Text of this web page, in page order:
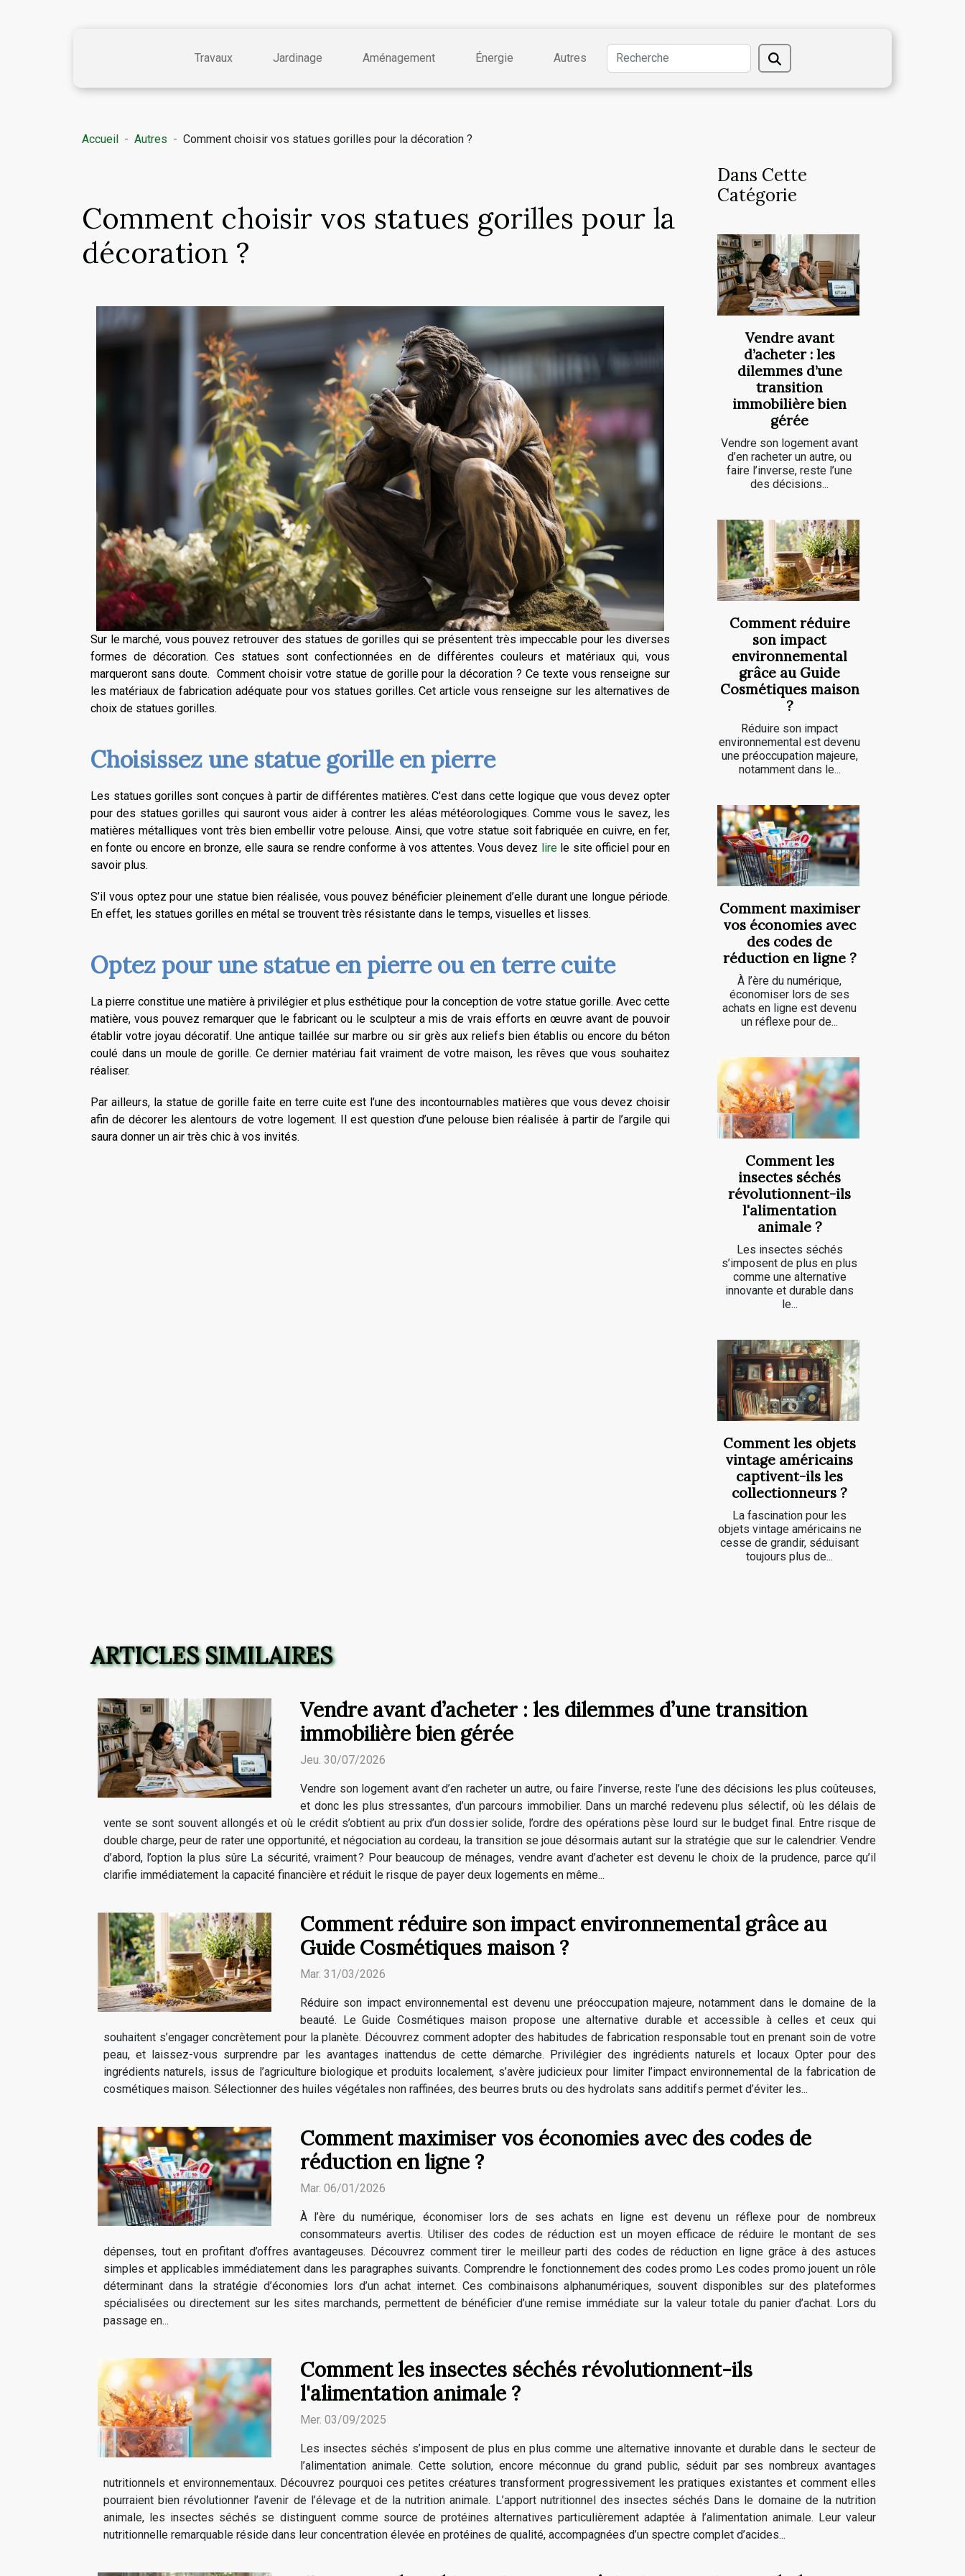
Travaux Jardinage Aménagement Énergie Autres
Accueil Autres Comment choisir vos statues gorilles pour la décoration ?
Comment choisir vos statues gorilles pour la
décoration ?
Sur le marché, vous pouvez retrouver des statues de gorilles qui se présentent très impeccable pour les diverses
formes de décoration. Ces statues sont confectionnées en de différentes couleurs et matériaux qui, vous
marqueront sans doute. Comment choisir votre statue de gorille pour la décoration ? Ce texte vous renseigne sur
les matériaux de fabrication adéquate pour vos statues gorilles. Cet article vous renseigne sur les alternatives de
choix de statues gorilles.
Choisissez une statue gorille en pierre
Les statues gorilles sont conçues à partir de différentes matières. C’est dans cette logique que vous devez opter
pour des statues gorilles qui sauront vous aider à contrer les aléas météorologiques. Comme vous le savez, les
matières métalliques vont très bien embellir votre pelouse. Ainsi, que votre statue soit fabriquée en cuivre, en fer,
en fonte ou encore en bronze, elle saura se rendre conforme à vos attentes. Vous devez lirele site officiel pour en
savoir plus.
S’il vous optez pour une statue bien réalisée, vous pouvez bénéficier pleinement d’elle durant une longue période.
En effet, les statues gorilles en métal se trouvent très résistante dans le temps, visuelles et lisses.
Optez pour une statue en pierre ou en terre cuite
La pierre constitue une matière à privilégier et plus esthétique pour la conception de votre statue gorille. Avec cette
matière, vous pouvez remarquer que le fabricant ou le sculpteur a mis de vrais efforts en œuvre avant de pouvoir
établir votre joyau décoratif. Une antique taillée sur marbre ou sir grès aux reliefs bien établis ou encore du béton
coulé dans un moule de gorille. Ce dernier matériau fait vraiment de votre maison, les rêves que vous souhaitez
réaliser.
Par ailleurs, la statue de gorille faite en terre cuite est l’une des incontournables matières que vous devez choisir
afin de décorer les alentours de votre logement. Il est question d’une pelouse bien réalisée à partir de l’argile qui
saura donner un air très chic à vos invités.
Dans Cette
Catégorie
Vendre avant
d’acheter : les
dilemmes d’une
transition
immobilière bien
gérée
Vendre son logement avant
d’en racheter un autre, ou
faire l’inverse, reste l’une
des décisions...
Comment réduire
son impact
environnemental
grâce au Guide
Cosmétiques maison
?
Réduire son impact
environnemental est devenu
une préoccupation majeure,
notamment dans le...
Comment maximiser
vos économies avec
des codes de
réduction en ligne ?
À l’ère du numérique,
économiser lors de ses
achats en ligne est devenu
un réflexe pour de...
Comment les
insectes séchés
révolutionnent-ils
l'alimentation
animale ?
Les insectes séchés
s’imposent de plus en plus
comme une alternative
innovante et durable dans
le...
Comment les objets
vintage américains
captivent-ils les
collectionneurs ?
La fascination pour les
objets vintage américains ne
cesse de grandir, séduisant
toujours plus de...
ARTICLES SIMILAIRES
Vendre avant d’acheter : les dilemmes d’une transition
immobilière bien gérée
Jeu. 30/07/2026
Vendre son logement avant d’en racheter un autre, ou faire l’inverse, reste l’une des décisions les plus coûteuses,
et donc les plus stressantes, d’un parcours immobilier. Dans un marché redevenu plus sélectif, où les délais de
vente se sont souvent allongés et où le crédit s’obtient au prix d’un dossier solide, l’ordre des opérations pèse lourd sur le budget final. Entre risque de
double charge, peur de rater une opportunité, et négociation au cordeau, la transition se joue désormais autant sur la stratégie que sur le calendrier. Vendre
d’abord, l’option la plus sûre La sécurité, vraiment ? Pour beaucoup de ménages, vendre avant d’acheter est devenu le choix de la prudence, parce qu’il
clarifie immédiatement la capacité financière et réduit le risque de payer deux logements en même...
Comment réduire son impact environnemental grâce au
Guide Cosmétiques maison ?
Mar. 31/03/2026
Réduire son impact environnemental est devenu une préoccupation majeure, notamment dans le domaine de la
beauté. Le Guide Cosmétiques maison propose une alternative durable et accessible à celles et ceux qui
souhaitent s’engager concrètement pour la planète. Découvrez comment adopter des habitudes de fabrication responsable tout en prenant soin de votre
peau, et laissez-vous surprendre par les avantages inattendus de cette démarche. Privilégier des ingrédients naturels et locaux Opter pour des
ingrédients naturels, issus de l’agriculture biologique et produits localement, s’avère judicieux pour limiter l’impact environnemental de la fabrication de
cosmétiques maison. Sélectionner des huiles végétales non raffinées, des beurres bruts ou des hydrolats sans additifs permet d’éviter les...
Comment maximiser vos économies avec des codes de
réduction en ligne ?
Mar. 06/01/2026
À l’ère du numérique, économiser lors de ses achats en ligne est devenu un réflexe pour de nombreux
consommateurs avertis. Utiliser des codes de réduction est un moyen efficace de réduire le montant de ses
dépenses, tout en profitant d’offres avantageuses. Découvrez comment tirer le meilleur parti des codes de réduction en ligne grâce à des astuces
simples et applicables immédiatement dans les paragraphes suivants. Comprendre le fonctionnement des codes promo Les codes promo jouent un rôle
déterminant dans la stratégie d’économies lors d’un achat internet. Ces combinaisons alphanumériques, souvent disponibles sur des plateformes
spécialisées ou directement sur les sites marchands, permettent de bénéficier d’une remise immédiate sur la valeur totale du panier d’achat. Lors du
passage en...
Comment les insectes séchés révolutionnent-ils
l'alimentation animale ?
Mer. 03/09/2025
Les insectes séchés s’imposent de plus en plus comme une alternative innovante et durable dans le secteur de
l’alimentation animale. Cette solution, encore méconnue du grand public, séduit par ses nombreux avantages
nutritionnels et environnementaux. Découvrez pourquoi ces petites créatures transforment progressivement les pratiques existantes et comment elles
pourraient bien révolutionner l’avenir de l’élevage et de la nutrition animale. L’apport nutritionnel des insectes séchés Dans le domaine de la nutrition
animale, les insectes séchés se distinguent comme source de protéines alternatives particulièrement adaptée à l’alimentation animale. Leur valeur
nutritionnelle remarquable réside dans leur concentration élevée en protéines de qualité, accompagnées d’un spectre complet d’acides...